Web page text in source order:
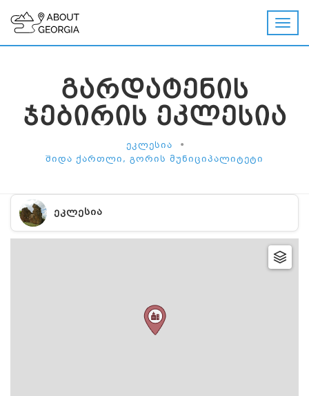
ᲒᲐᲠᲓᲐᲢᲔᲜᲘᲡ
ᲯᲔᲑᲘᲠᲘᲡ ᲔᲙᲚᲔᲡᲘᲐ
ᲔᲙᲚᲔᲡᲘᲐ •
ᲨᲘᲓᲐ ᲥᲐᲠᲗᲚᲘ, ᲒᲝᲠᲘᲡ ᲛᲣᲜᲘᲪᲘᲞᲐᲚᲘᲢᲔᲢᲘ
ᲔᲙᲚᲔᲡᲘᲐ